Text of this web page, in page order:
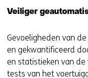
Veiliger
Gevoeligheden van
en gekwantificeerd
en statistieken van
tests van het